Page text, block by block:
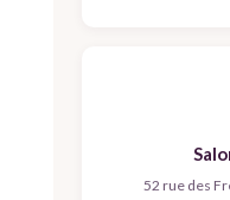
52 rue des